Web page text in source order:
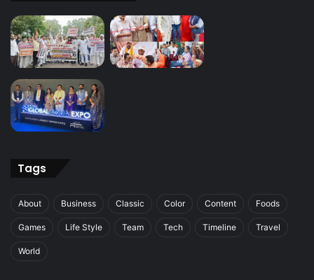
Tags
About Business Classic Color Content Foods
Games Life Style Team Tech Timeline Travel
World